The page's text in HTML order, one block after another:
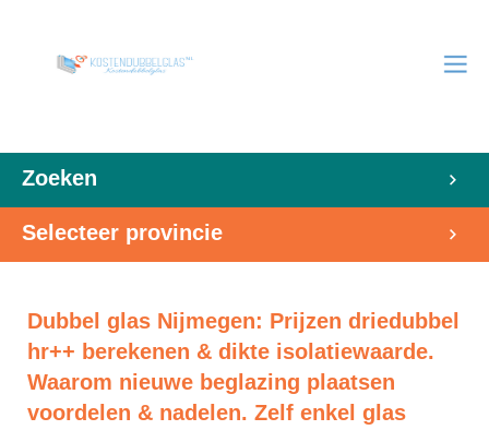
Zoeken
Selecteer provincie
Dubbel glas Nijmegen: Prijzen driedubbel
hr++ berekenen & dikte isolatiewaarde.
Waarom nieuwe beglazing plaatsen
voordelen & nadelen. Zelf enkel glas